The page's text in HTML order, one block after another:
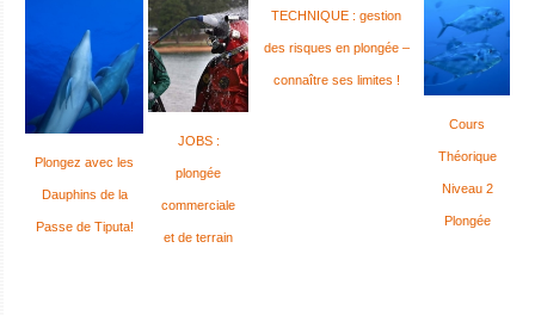
Plongez avec les
Dauphins de la
Passe de Tiputa!
JOBS :
plongée
commerciale
et de terrain
TECHNIQUE : gestion
des risques en plongée –
connaître ses limites !
Cours
Théorique
Niveau 2
Plongée